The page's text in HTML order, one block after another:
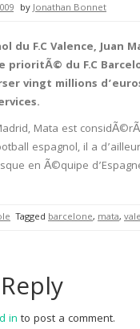
byJonathan Bonnet
du F.C Valence, Juan
prioritÃ© du F.C
vingt millions
Mata est
espagnol, il a
en Ã©quipe
Tagged barcelone, mata,
in to post a comment.